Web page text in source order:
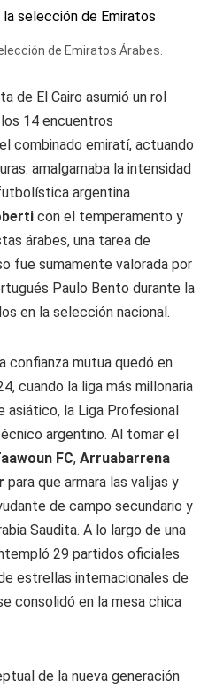
de Emiratos Árabes.
de El Cairo asumió un rol
14 encuentros
combinado emiratí, actuando
amalgamaba la intensidad
argentina
con el temperamento y
árabes, una tarea de
fue sumamente valorada por
Paulo Bento durante la
en la selección nacional.
confianza mutua quedó en
cuando la liga más millonaria
la Liga Profesional
argentino. Al tomar el
FC, Arruabarrena
para que armara las valijas y
de campo secundario y
Saudita. A lo largo de una
29 partidos oficiales
estrellas internacionales de
consolidó en la mesa chica
de la nueva generación